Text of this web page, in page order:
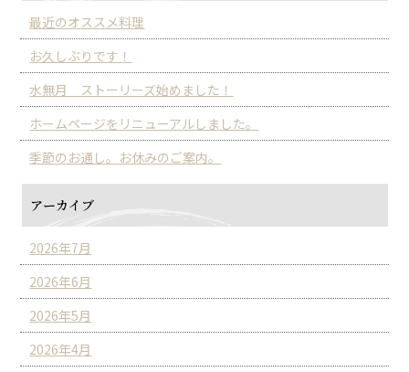
最近のオススメ料理
お久しぶりです！
水無月 ストーリーズ始めました！
ホームページをリニューアルしました。
季節のお通し。お休みのご案内。
アーカイブ
2026年7月
2026年6月
2026年5月
2026年4月